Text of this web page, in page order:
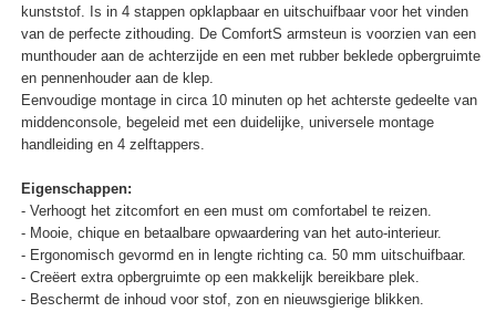
kunststof. Is in 4 stappen opklapbaar en uitschuifbaar voor het vinden
van de perfecte zithouding. De ComfortS armsteun is voorzien van een
munthouder aan de achterzijde en een met rubber beklede opbergruimte
en pennenhouder aan de klep.
Eenvoudige montage in circa 10 minuten op het achterste gedeelte van
middenconsole, begeleid met een duidelijke, universele montage
handleiding en 4 zelftappers.
Eigenschappen:
- Verhoogt het zitcomfort en een must om comfortabel te reizen.
- Mooie, chique en betaalbare opwaardering van het auto-interieur.
- Ergonomisch gevormd en in lengte richting ca. 50 mm uitschuifbaar.
- Creëert extra opbergruimte op een makkelijk bereikbare plek.
- Beschermt de inhoud voor stof, zon en nieuwsgierige blikken.